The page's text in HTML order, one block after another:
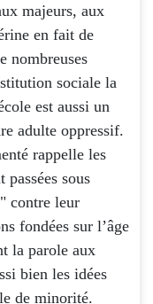
majeurs, aux
en fait de
nombreuses
sociale la
est aussi un
adulte oppressif.
rappelle les
sous
contre leur
fondées sur l’âge
la parole aux
bien les idées
de minorité.